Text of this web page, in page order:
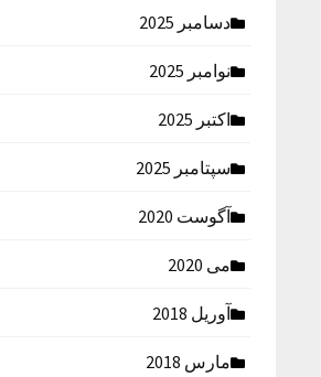
دسامبر 2025
نوامبر 2025
اکتبر 2025
سپتامبر 2025
آگوست 2020
می 2020
آوریل 2018
مارس 2018